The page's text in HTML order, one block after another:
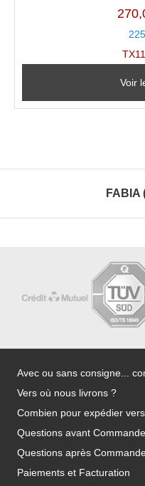
Voir
FABIA
Avec ou sans consigne...
Vers où nous livrons ?
Combien pour expédier
Questions avant Commande
Questions après
Paiements et Facturation